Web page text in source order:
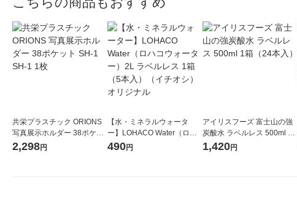
共栄プラスチック ORIONS
写真展示ホルダー 38ポケッ
ト SH-1 SH-1 1枚
2,298円
【水・ミネラルウォータ
ー】LOHACO Water（ロハ
コウォーター）2L ラベルレ
490円
アイリスフーズ 富士山の強
炭酸水 ラベルレス 500ml 1
箱（24本入）
1,420円